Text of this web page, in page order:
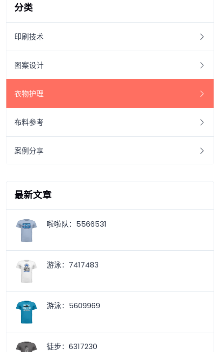
分类
印刷技术
图案设计
衣物护理
布料参考
案例分享
最新文章
啦啦队：5566531
游泳：7417483
游泳：5609969
徒步：6317230